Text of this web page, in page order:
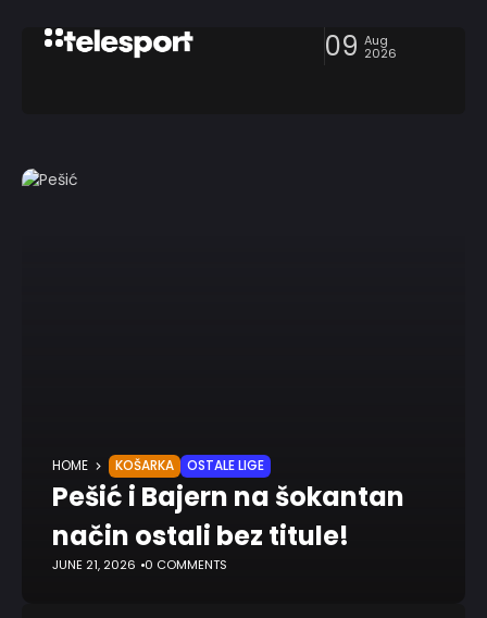
09 Aug
2026
HOME KOŠARKA OSTALE LIGE
Pešić i Bajern na šokantan
način ostali bez titule!
JUNE 21, 2026 0 COMMENTS